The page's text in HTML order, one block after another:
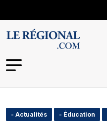
- Actualités - Éducation